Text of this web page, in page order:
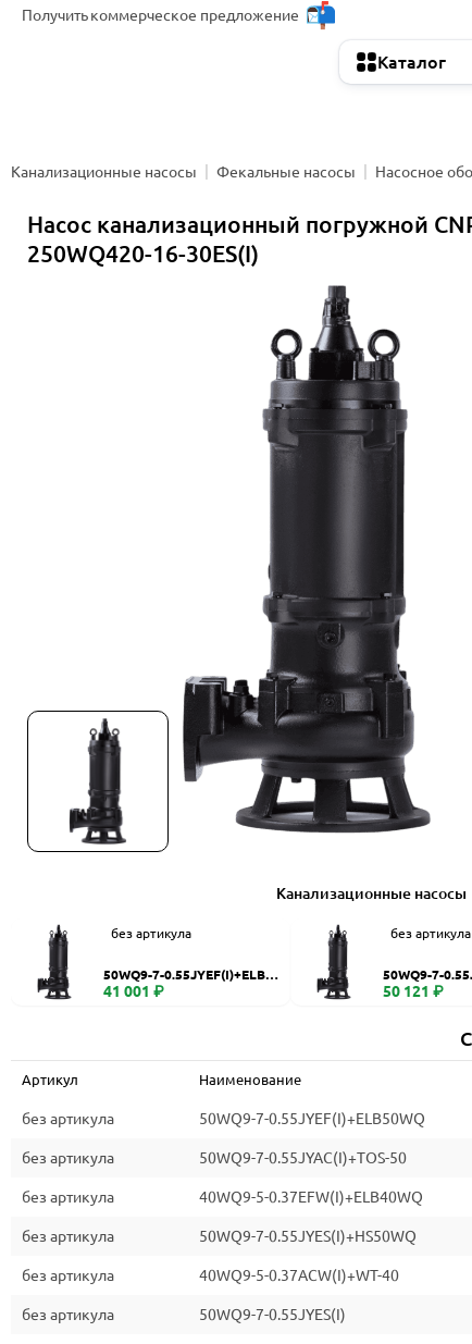
Получитькоммерческое предложение
Каталог
Канализационные насосы Фекальные насосы Насосное
Насос канализационный погружной
250WQ420-16-30ES(I)
Канализационные насосы
без артикула
50WQ9-7-0.55JYEF(I)+ELB50
WQ
41 001 ₽
без артикула
50WQ9-7-
0
50 121 ₽
Артикул Наименование
без артикула 50WQ9-7-0.55JYEF(I)+ELB50WQ
без артикула 50WQ9-7-0.55JYAC(I)+TOS-50
без артикула 40WQ9-5-0.37EFW(I)+ELB40WQ
без артикула 50WQ9-7-0.55JYES(I)+HS50WQ
без артикула 40WQ9-5-0.37ACW(I)+WT-40
без артикула 50WQ9-7-0.55JYES(I)